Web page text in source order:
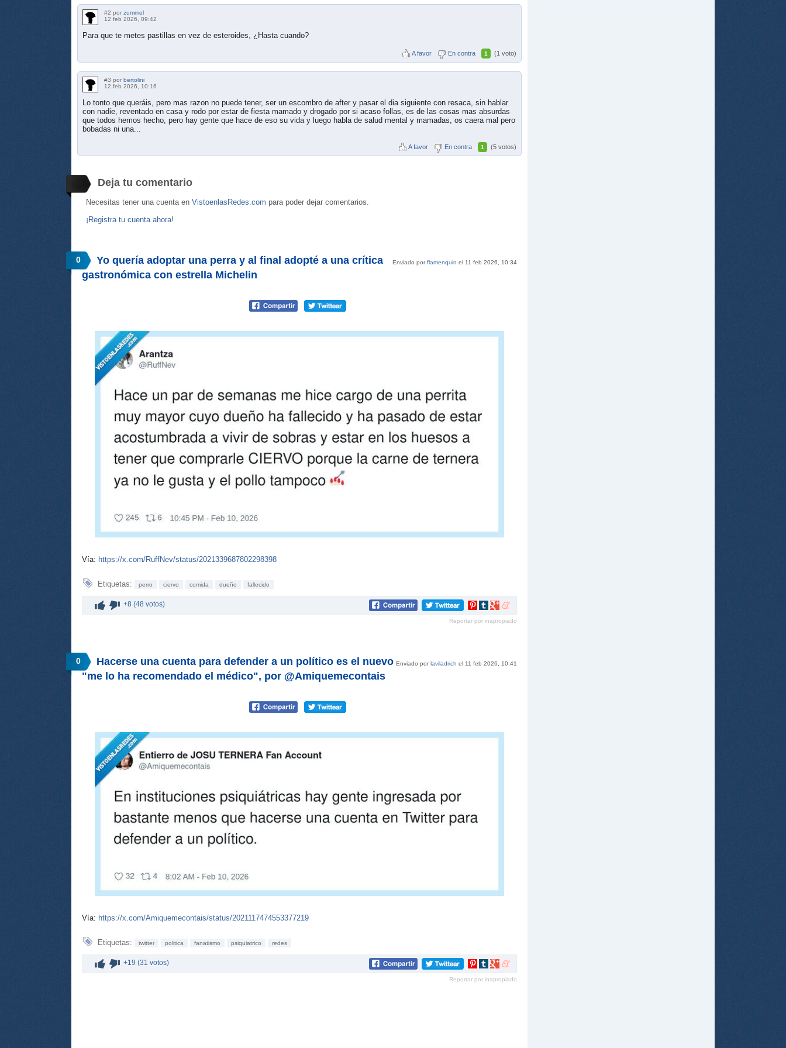
#2 por zummel
12 feb 2026, 09:42
Para que te metes pastillas en vez de esteroides, ¿Hasta cuando?
A favor En contra 1 (1 voto)
#3 por bertolini
12 feb 2026, 10:16
Lo tonto que queráis, pero mas razon no puede tener, ser un escombro de after y pasar el dia siguiente con resaca, sin hablar
con nadie, reventado en casa y rodo por estar de fiesta mamado y drogado por si acaso follas, es de las cosas mas absurdas
que todos hemos hecho, pero hay gente que hace de eso su vida y luego habla de salud mental y mamadas, os caera mal pero
bobadas ni una...
A favor En contra 1 (5 votos)
Deja tu comentario
Necesitas tener una cuenta en VistoenlasRedes.com para poder dejar comentarios.
¡Registra tu cuenta ahora!
0 Enviado porflamenquin el 11 feb 2026, 10:34
Yo quería adoptar una perra y al final adopté a una crítica
gastronómica con estrella Michelin
Vía: https://x.com/RuffNev/status/2021339687802298398
Etiquetas: perro ciervo comida dueño fallecido
+8 (48 votos)
Compartir
Pinterest
Compartir
tumblr
Compartir
Google+
Compartir
meneame
Reportar por inapropiado
0 Enviado porlaviladrich el 11 feb 2026, 10:41
Hacerse una cuenta para defender a un político es el nuevo
"me lo ha recomendado el médico", por @Amiquemecontais
Vía: https://x.com/Amiquemecontais/status/2021117474553377219
Etiquetas: twitter politica fanatismo psiquiatrico redes
+19 (31 votos)
Compartir
Pinterest
Compartir
tumblr
Compartir
Google+
Compartir
meneame
Reportar por inapropiado